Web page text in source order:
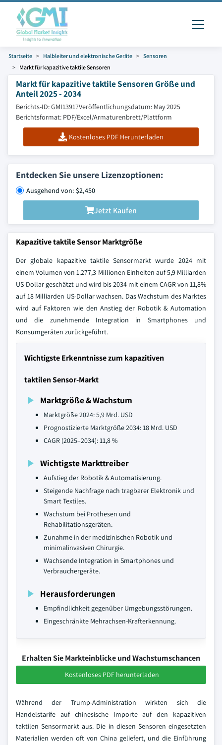
Startseite Halbleiter und elektronische Geräte
Sensoren
Markt für kapazitive taktile Sensoren
Markt für kapazitive taktile Sensoren Größe und
Anteil 2025 - 2034
Berichts-ID: GMI13917Veröffentlichungsdatum: May 2025
Berichtsformat: PDF/Excel/Armaturenbrett/Plattform
Kostenloses PDF Herunterladen
Entdecken Sie unsere Lizenzoptionen:
Ausgehend von: $2,450
Jetzt Kaufen
Kapazitive taktile Sensor Marktgröße
Der globale kapazitive taktile Sensormarkt wurde 2024 mit
einem Volumen von 1.277,3 Millionen Einheiten auf 5,9 Milliarden
US-Dollar geschätzt und wird bis 2034 mit einem CAGR von 11,8%
auf 18 Milliarden US-Dollar wachsen. Das Wachstum des Marktes
wird auf Faktoren wie den Anstieg der Robotik & Automation
und die zunehmende Integration in Smartphones und
Konsumgeräten zurückgeführt.
Wichtigste Erkenntnisse zum kapazitiven
taktilen Sensor-Markt
Marktgröße & Wachstum
Marktgröße 2024: 5,9 Mrd. USD
Prognostizierte Marktgröße 2034: 18 Mrd. USD
CAGR (2025–2034): 11,8 %
Wichtigste Markttreiber
Aufstieg der Robotik & Automatisierung.
Steigende Nachfrage nach tragbarer Elektronik und
Smart Textiles.
Wachstum bei Prothesen und
Rehabilitationsgeräten.
Zunahme in der medizinischen Robotik und
minimalinvasiven Chirurgie.
Wachsende Integration in Smartphones und
Verbrauchergeräte.
Herausforderungen
Empfindlichkeit gegenüber Umgebungsstörungen.
Eingeschränkte Mehrachsen-Krafterkennung.
Erhalten Sie Markteinblicke und Wachstumschancen
Kostenloses PDF herunterladen
Während der Trump-Administration wirkten sich die
Handelstarife auf chinesische Importe auf den kapazitiven
taktilen Sensormarkt aus. Die in diesen Sensoren eingesetzten
Materialien werden oft von China geliefert, und die Einführung